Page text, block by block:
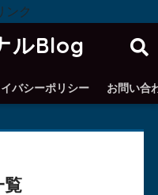
ンク
ルBlog
バシーポリシー お問い合
覧